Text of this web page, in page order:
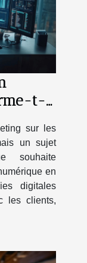
t-
sur les
un sujet
souhaite
en
digitales
les clients,